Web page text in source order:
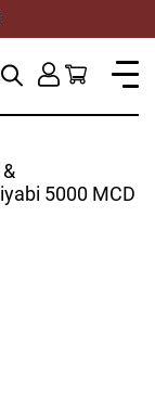
5000 MCD